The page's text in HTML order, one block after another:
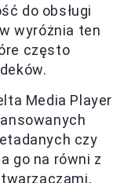
do obsługi
wyróżnia ten
często
Media Player
czy
go na równi z